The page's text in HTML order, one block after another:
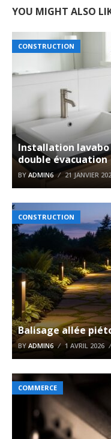
YOU MIGHT ALSO
CONSTRUCTION
Installation lavabo
double évacuation
BY ADMIN6 21 JANVIER
CONSTRUCTION
Balisage allée
BY ADMIN6 1 AVRIL 2026
COMMERCE